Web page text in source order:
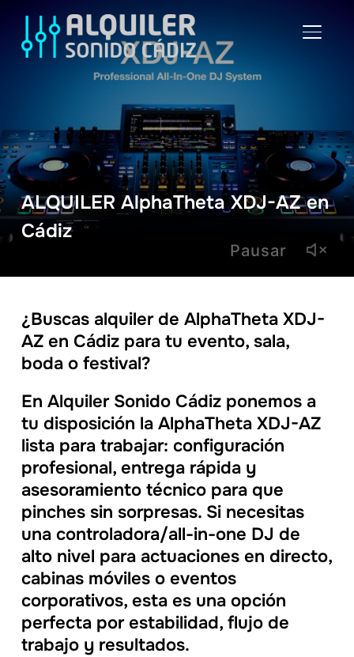
ALQUILER AlphaTheta XDJ-AZ en
Cádiz
Pausar
¿Buscas alquiler de AlphaTheta XDJ-
AZ en Cádiz para tu evento, sala,
boda o festival?
En Alquiler Sonido Cádiz ponemos a
tu disposición la AlphaTheta XDJ-AZ
lista para trabajar: configuración
profesional, entrega rápida y
asesoramiento técnico para que
pinches sin sorpresas. Si necesitas
una controladora/all-in-one DJ de
alto nivel para actuaciones en directo,
cabinas móviles o eventos
corporativos, esta es una opción
perfecta por estabilidad, flujo de
trabajo y resultados.